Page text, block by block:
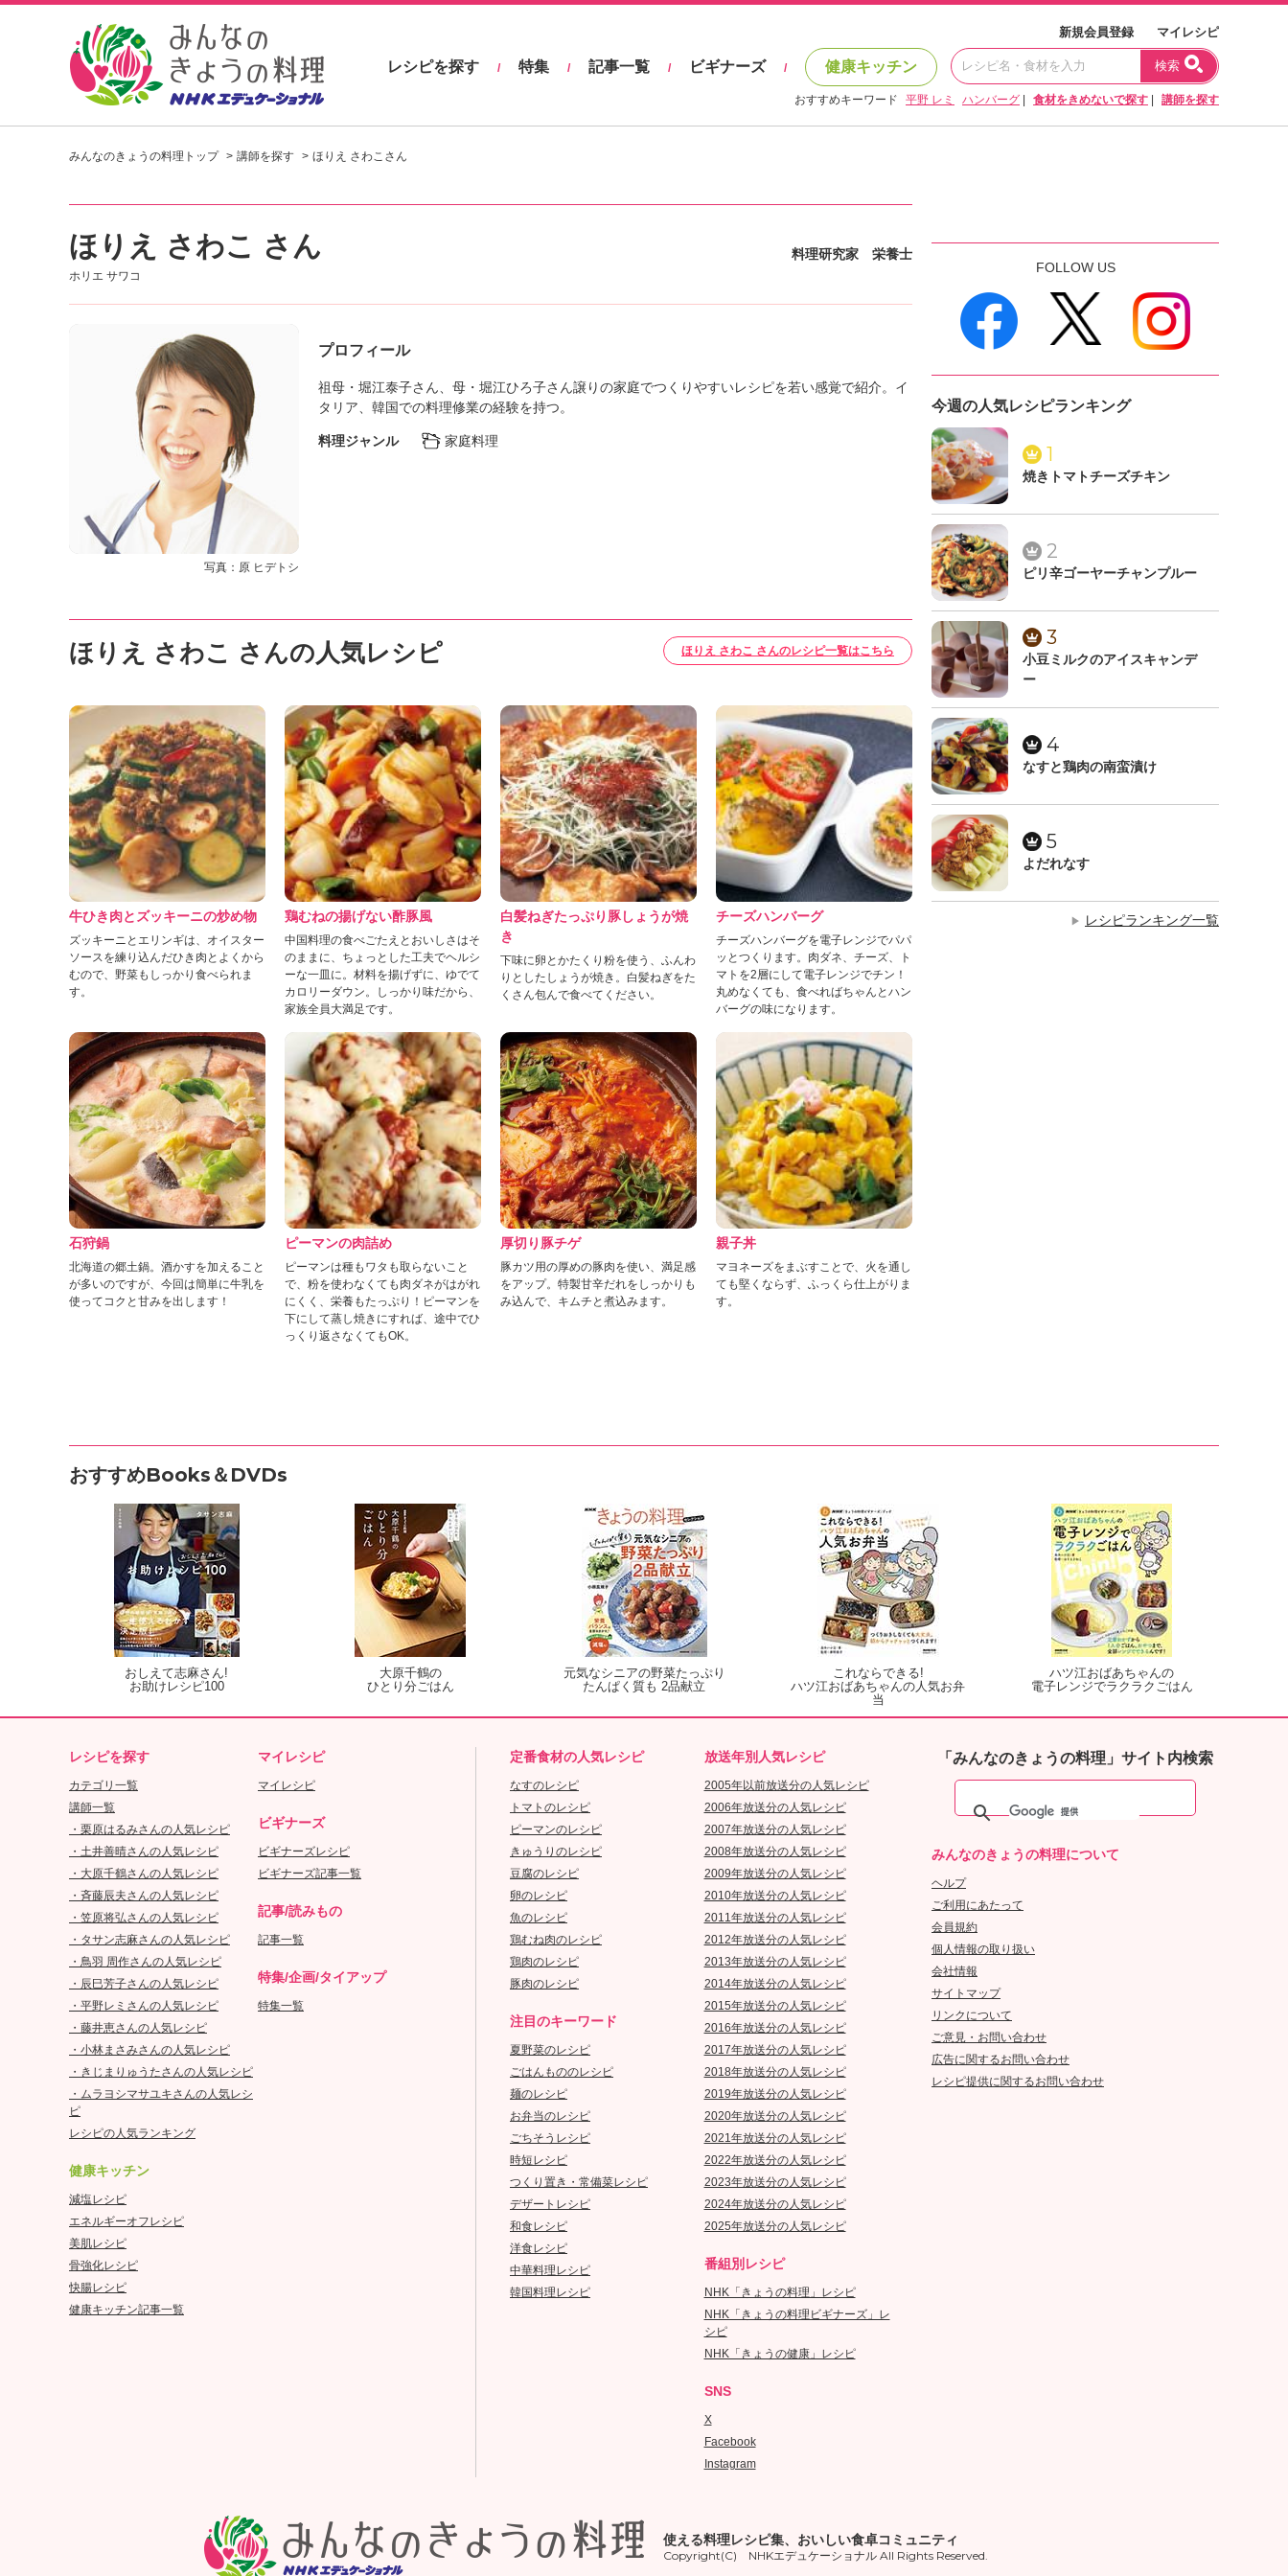
し
よ
う
。
N
K
ル
「
み
の
き
ょ
う
の
料
理
」
新規会員登録 マイレシピ
レシピを探す / 特集 / 記事一覧 / ビギナーズ / 健康キッチン 検索
おすすめキーワード 平野 レミ ハンバーグ 食材をきめないで探す 講師を探す
みんなのきょうの料理トップ 講師を探す ほりえ さわこさん
ほりえ さわこ さん
ホリエ サワコ
料理研究家 栄養士
写真：原 ヒデトシ
プロフィール
祖母・堀江泰子さん、母・堀江ひろ子さん譲りの家庭でつくりやすいレシピを若い感覚で紹介。イ
タリア、韓国での料理修業の経験を持つ。
料理ジャンル 家庭料理
ほりえ さわこ さんの人気レシピ ほりえ さわこ さんのレシピ一覧はこちら
牛ひき肉とズッキーニの炒め物
ズッキーニとエリンギは、オイスター
ソースを練り込んだひき肉とよくから
むので、野菜もしっかり食べられま
す。
鶏むねの揚げない酢豚風
中国料理の食べごたえとおいしさはそ
のままに、ちょっとした工夫でヘルシ
ーな一皿に。材料を揚げずに、ゆでて
カロリーダウン。しっかり味だから、
家族全員大満足です。
白髪ねぎたっぷり豚しょうが焼
き
下味に卵とかたくり粉を使う、ふんわ
りとしたしょうが焼き。白髪ねぎをた
くさん包んで食べてください。
チーズハンバーグ
チーズハンバーグを電子レンジでパパ
ッとつくります。肉ダネ、チーズ、ト
マトを2層にして電子レンジでチン！
丸めなくても、食べればちゃんとハン
バーグの味になります。
石狩鍋
北海道の郷土鍋。酒かすを加えること
が多いのですが、今回は簡単に牛乳を
使ってコクと甘みを出します！
ピーマンの肉詰め
ピーマンは種もワタも取らないこと
で、粉を使わなくても肉ダネがはがれ
にくく、栄養もたっぷり！ピーマンを
下にして蒸し焼きにすれば、途中でひ
っくり返さなくてもOK。
厚切り豚チゲ
豚カツ用の厚めの豚肉を使い、満足感
をアップ。特製甘辛だれをしっかりも
み込んで、キムチと煮込みます。
親子丼
マヨネーズをまぶすことで、火を通し
ても堅くならず、ふっくら仕上がりま
す。
FOLLOW US
今週の人気レシピランキング
1
焼きトマトチーズチキン
2
ピリ辛ゴーヤーチャンプルー
3
小豆ミルクのアイスキャンデ
ー
4
なすと鶏肉の南蛮漬け
5
よだれなす
▶ レシピランキング一覧
おすすめBooks＆DVDs
おしえて志麻さん!
お助けレシピ100
大原千鶴の
ひとり分ごはん
元気なシニアの野菜たっぷり
たんぱく質も 2品献立
これならできる!
ハツ江おばあちゃんの人気お弁
当
ハツ江おばあちゃんの
電子レンジでラクラクごはん
レシピを探す
カテゴリ一覧
講師一覧
・栗原はるみさんの人気レシピ
・土井善晴さんの人気レシピ
・大原千鶴さんの人気レシピ
・斉藤辰夫さんの人気レシピ
・笠原将弘さんの人気レシピ
・タサン志麻さんの人気レシピ
・鳥羽 周作さんの人気レシピ
・辰巳芳子さんの人気レシピ
・平野レミさんの人気レシピ
・藤井恵さんの人気レシピ
・小林まさみさんの人気レシピ
・きじまりゅうたさんの人気レシピ
・ムラヨシマサユキさんの人気レシ
ピ
レシピの人気ランキング
健康キッチン
減塩レシピ
エネルギーオフレシピ
美肌レシピ
骨強化レシピ
快腸レシピ
健康キッチン記事一覧
マイレシピ
マイレシピ
ビギナーズ
ビギナーズレシピ
ビギナーズ記事一覧
記事/読みもの
記事一覧
特集/企画/タイアップ
特集一覧
定番食材の人気レシピ
なすのレシピ
トマトのレシピ
ピーマンのレシピ
きゅうりのレシピ
豆腐のレシピ
卵のレシピ
魚のレシピ
鶏むね肉のレシピ
鶏肉のレシピ
豚肉のレシピ
注目のキーワード
夏野菜のレシピ
ごはんもののレシピ
麺のレシピ
お弁当のレシピ
ごちそうレシピ
時短レシピ
つくり置き・常備菜レシピ
デザートレシピ
和食レシピ
洋食レシピ
中華料理レシピ
韓国料理レシピ
放送年別人気レシピ
2005年以前放送分の人気レシピ
2006年放送分の人気レシピ
2007年放送分の人気レシピ
2008年放送分の人気レシピ
2009年放送分の人気レシピ
2010年放送分の人気レシピ
2011年放送分の人気レシピ
2012年放送分の人気レシピ
2013年放送分の人気レシピ
2014年放送分の人気レシピ
2015年放送分の人気レシピ
2016年放送分の人気レシピ
2017年放送分の人気レシピ
2018年放送分の人気レシピ
2019年放送分の人気レシピ
2020年放送分の人気レシピ
2021年放送分の人気レシピ
2022年放送分の人気レシピ
2023年放送分の人気レシピ
2024年放送分の人気レシピ
2025年放送分の人気レシピ
番組別レシピ
NHK「きょうの料理」レシピ
NHK「きょうの料理ビギナーズ」レ
シピ
NHK「きょうの健康」レシピ
SNS
X
Facebook
Instagram
「みんなのきょうの料理」サイト内検索
みんなのきょうの料理について
ヘルプ
ご利用にあたって
会員規約
個人情報の取り扱い
会社情報
サイトマップ
リンクについて
ご意見・お問い合わせ
広告に関するお問い合わせ
レシピ提供に関するお問い合わせ
使える料理レシピ集、おいしい食卓コミュニティ
Copyright(C) NHKエデュケーショナル All Rights Reserved.